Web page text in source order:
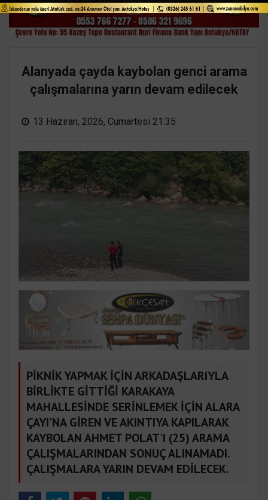
Alanyada çayda kaybolan genci arama
çalışmalarına yarın devam edilecek
13 Haziran, 2026, Cumartesi 21:35
PİKNİK YAPMAK İÇİN ARKADAŞLARIYLA
BİRLİKTE GİTTİĞİ KARAKAYA
MAHALLESİNDE SERİNLEMEK İÇİN ALARA
ÇAYI'NA GİREN VE AKINTIYA KAPILARAK
KAYBOLAN AHMET POLAT'I (25) ARAMA
ÇALIŞMALARINDAN SONUÇ ALINAMADI.
ÇALIŞMALARA YARIN DEVAM EDİLECEK.